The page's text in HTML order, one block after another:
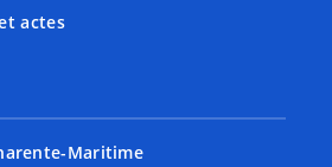
actes
Maritime